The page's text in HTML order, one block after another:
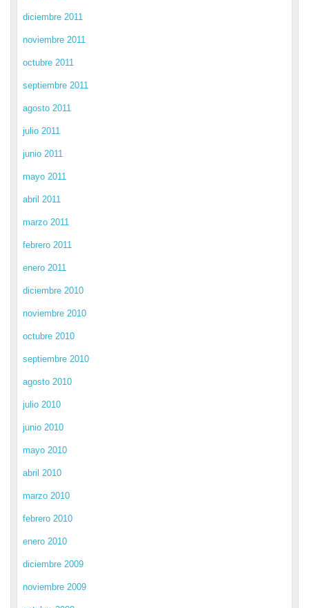
diciembre 2011
noviembre 2011
octubre 2011
septiembre 2011
agosto 2011
julio 2011
junio 2011
mayo 2011
abril 2011
marzo 2011
febrero 2011
enero 2011
diciembre 2010
noviembre 2010
octubre 2010
septiembre 2010
agosto 2010
julio 2010
junio 2010
mayo 2010
abril 2010
marzo 2010
febrero 2010
enero 2010
diciembre 2009
noviembre 2009